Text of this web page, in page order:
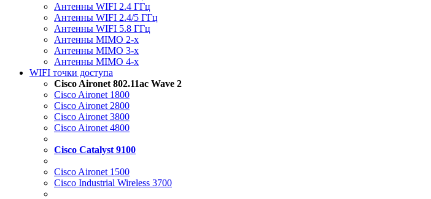
Антенны WIFI 2.4 ГГц
Антенны WIFI 2.4/5 ГГц
Антенны WIFI 5.8 ГГц
Антенны MIMO 2-x
Антенны MIMO 3-x
Антенны MIMO 4-x
WIFI точки доступа
Cisco Aironet 802.11ac Wave 2
Cisco Aironet 1800
Cisco Aironet 2800
Cisco Aironet 3800
Cisco Aironet 4800
Cisco Catalyst 9100
Cisco Aironet 1500
Cisco Industrial Wireless 3700